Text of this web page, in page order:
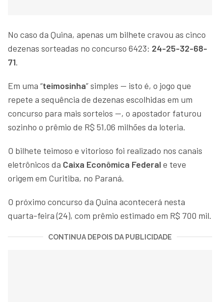
No caso da Quina, apenas um bilhete cravou as cinco
dezenas sorteadas no concurso 6423: 24-25-32-68-
71.
Em uma “teimosinha” simples — isto é, o jogo que
repete a sequência de dezenas escolhidas em um
concurso para mais sorteios —, o apostador faturou
sozinho o prêmio de R$ 51,06 milhões da loteria.
O bilhete teimoso e vitorioso foi realizado nos canais
eletrônicos da Caixa Econômica Federal e teve
origem em Curitiba, no Paraná.
O próximo concurso da Quina acontecerá nesta
quarta-feira (24), com prêmio estimado em R$ 700 mil.
CONTINUA DEPOIS DA PUBLICIDADE